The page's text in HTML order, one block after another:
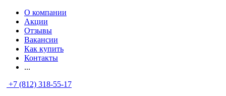
О компании
Акции
Отзывы
Вакансии
Как купить
Контакты
...
+7 (812) 318-55-17